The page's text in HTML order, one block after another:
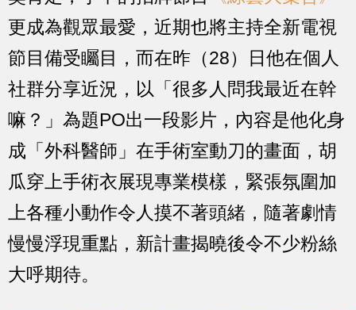
更成為觀眾最愛，近期也將主持全新電視
節目備受矚目，而在昨（28）日他在個人
社群分享近況，以「很多人問我最近在幹
嘛？」為題PO出一段影片，內容是他化身
成「外科醫師」在手術室動刀的畫面，胡
瓜穿上手術衣展現專業模樣，緊張氛圍加
上各種小動作令人摸不著頭緒，隨著劇情
慢慢浮現重點，新計畫揭曉後令不少粉絲
大呼期待。